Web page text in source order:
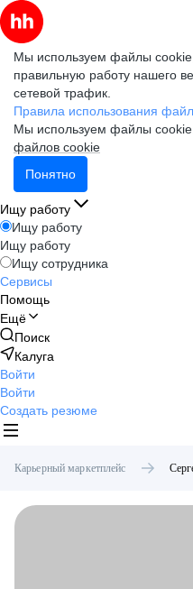
Мы используем файлы
правильную работу нашего
сетевой трафик.
Правила использования
Мы используем файлы cookie.
файлов cookie
Понятно
Ищу работу
Ищу работу
Ищу работу
Ищу сотрудника
Сервисы
Помощь
Ещё
Поиск
Калуга
Войти
Войти
Создать резюме
Карьерный маркетплейс